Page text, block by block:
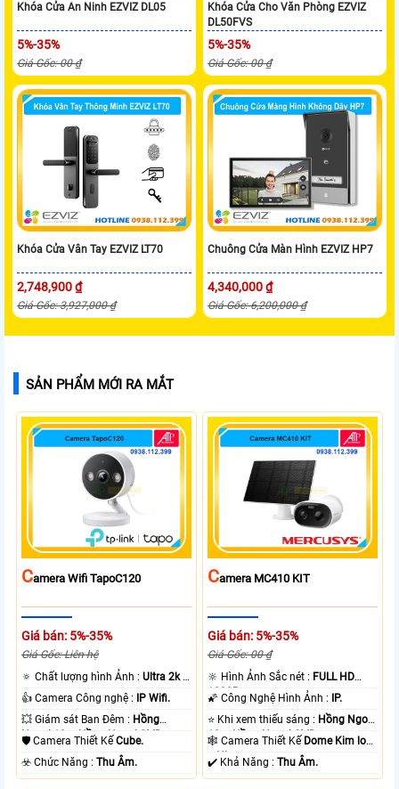
Khóa Cửa An Ninh EZVIZ DL05
5%-35%
Giá Gốc: 00 ₫
Khóa Cửa Cho Văn Phòng EZVIZ
DL50FVS
5%-35%
Giá Gốc: 00 ₫
Khóa Cửa Vân Tay EZVIZ LT70
2,748,900 ₫
Giá Gốc: 3,927,000 ₫
Chuông Cửa Màn Hình EZVIZ HP7
4,340,000 ₫
Giá Gốc: 6,200,000 ₫
SẢN PHẨM MỚI RA MẮT
CAmera Wifi TapoC120
Giá bán: 5%-35%
Giá Gốc: Liên hệ
🔅 Chất lượng hình Ảnh :Ultra 2k +
.
👍 Camera Công nghệ :
IP Wifi.
💥 Giám sát Ban Đêm : Hồng
Ngoại 10m Hồng Ngoại SMD.
🛡 Camera Thiết KếCube.
️☣️ Chức Năng :Thu Âm.
CAmera MC410 KIT
Giá bán: 5%-35%
Giá Gốc: 00 ₫
🔆 Hình Ảnh Sắc nét : FULL HD
1080P .
🌠 Công Nghệ Hình Ảnh :
IP.
⭐ Khi xem thiếu sáng : Hồng Ngoại
10m Hồng Ngoại SMD.
🕸️ Camera Thiết Kế Dome Kim loại
+ Nhựa.
️✔️ Khả Năng :Thu Âm.